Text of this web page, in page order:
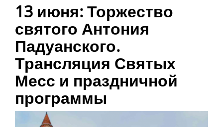
13 июня: Торжество
святого Антония
Падуанского.
Трансляция Святых
Месс и праздничной
программы